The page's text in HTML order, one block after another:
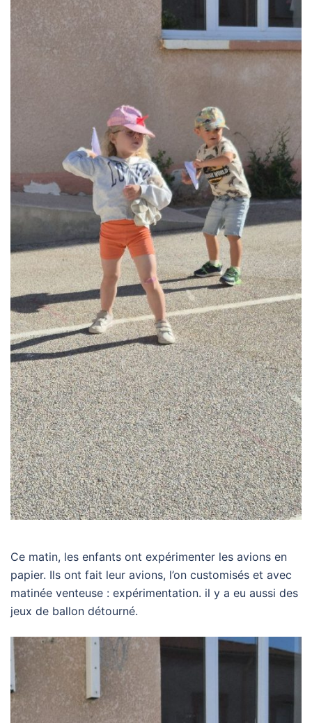
Ce matin, les enfants ont expérimenter les avions en
papier. Ils ont fait leur avions, l’on customisés et avec
matinée venteuse : expérimentation. il y a eu aussi des
jeux de ballon détourné.